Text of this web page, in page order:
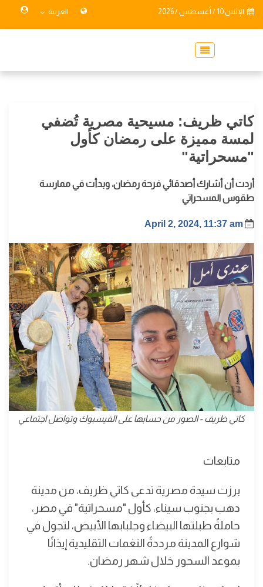
الإثنين 10 / أغسطس / 2026 العربية
كاتي ظريف: مسيحية مصرية تُضفي
لمسة مميزة على رمضان كأول
"مسحراتية"
أردت أن أشارك أصدقائي فرحة رمضان، وبدأت في ممارسة
طقوس المسحراتي
April 2, 2024, 11:37 am
كاتي ظريف - الصور من حسابها على الفيسبوك وتواصل اجتماعي
متابعات
برزت سيدة مصرية تدعى كاتي ظريف، من مدينة
دهب بجنوب سيناء، كأول "مسحراتية" في مصر،
حاملةً طبلتها البيضاء وجلبابها الأبيض، لتجول في
شوارع المدينة مرددةً النغمات التقليدية إيذانًا
بموعد السحور خلال شهر رمضان.